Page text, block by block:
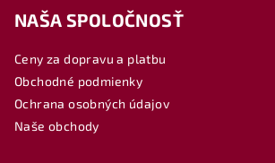
NAŠA SPOLOČNOSŤ
Ceny za dopravu a platbu
Obchodné podmienky
Ochrana osobných údajov
Naše obchody